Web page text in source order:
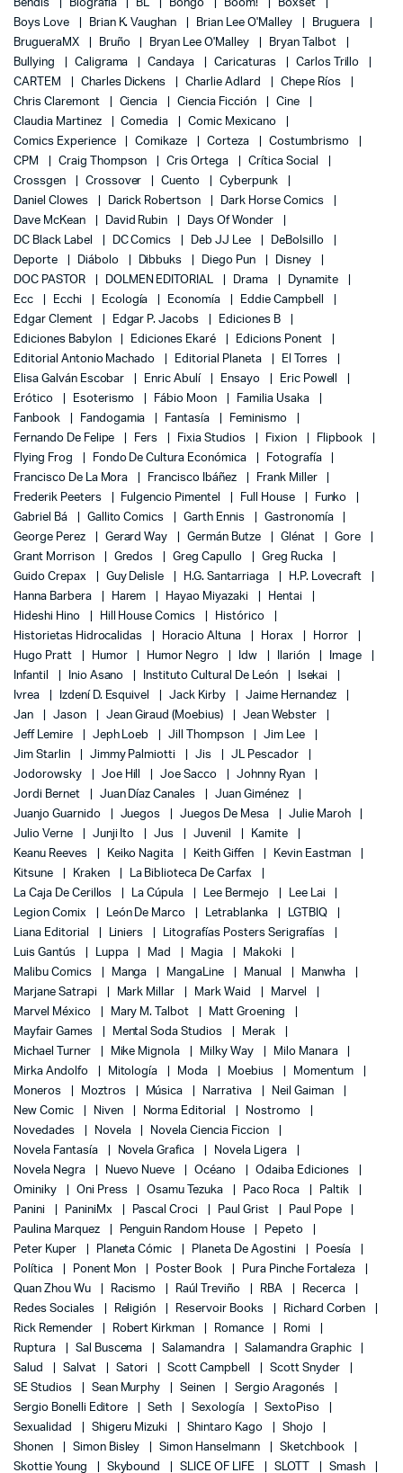
Bendis
Biografía BL Bongo Boom!
Boxset
Boys Love
Brian K. Vaughan Brian Lee O'Malley
Bruguera
BrugueraMX
Bruño Bryan Lee O'Malley
Bryan Talbot
Bullying
Caligrama Candaya Caricaturas
Carlos Trillo
CARTEM
Charles Dickens Charlie Adlard
Chepe Ríos
Chris Claremont
Ciencia Ciencia Ficción
Cine
Claudia Martinez
Comedia
Comic Mexicano
Comics Experience
Comikaze Corteza
Costumbrismo
CPM
Craig Thompson Cris Ortega
Crítica Social
Crossgen
Crossover Cuento
Cyberpunk
Daniel Clowes
Darick Robertson
Dark Horse Comics
Dave McKean
David Rubin
Days Of Wonder
DC Black Label
DC Comics Deb JJ Lee
DeBolsillo
Deporte
Diábolo Dibbuks Diego Pun
Disney
DOC PASTOR
DOLMEN EDITORIAL Drama
Dynamite
Ecc
Ecchi Ecología Economía
Eddie Campbell
Edgar Clement
Edgar P. Jacobs
Ediciones B
Ediciones Babylon
Ediciones Ekaré
Edicions Ponent
Editorial Antonio Machado
Editorial Planeta
El Torres
Elisa Galván Escobar
Enric Abulí Ensayo
Eric Powell
Erótico
Esoterismo Fábio Moon
Familia Usaka
Fanbook
Fandogamia Fantasía
Feminismo
Fernando De Felipe
Fers Fixia Studios Fixion
Flipbook
Flying Frog
Fondo De Cultura Económica
Fotografía
Francisco De La Mora
Francisco Ibáñez
Frank Miller
Frederik Peeters
Fulgencio Pimentel Full House
Funko
Gabriel Bá
Gallito Comics Garth Ennis
Gastronomía
George Perez
Gerard Way Germán Butze Glénat
Gore
Grant Morrison
Gredos Greg Capullo
Greg Rucka
Guido Crepax
Guy Delisle H.G. Santarriaga
H.P. Lovecraft
Hanna Barbera
Harem Hayao Miyazaki
Hentai
Hideshi Hino
Hill House Comics
Histórico
Historietas Hidrocalidas
Horacio Altuna Horax
Horror
Hugo Pratt
Humor Humor Negro Idw Ilarión
Image
Infantil
Inio Asano Instituto Cultural De León
Isekai
Ivrea
Izdení D. Esquivel Jack Kirby
Jaime Hernandez
Jan
Jason Jean Giraud (Moebius)
Jean Webster
Jeff Lemire
Jeph Loeb Jill Thompson
Jim Lee
Jim Starlin
Jimmy Palmiotti Jis
JL Pescador
Jodorowsky
Joe Hill Joe Sacco
Johnny Ryan
Jordi Bernet
Juan Díaz Canales
Juan Giménez
Juanjo Guarnido
Juegos Juegos De Mesa
Julie Maroh
Julio Verne
Junji Ito Jus Juvenil
Kamite
Keanu Reeves
Keiko Nagita Keith Giffen
Kevin Eastman
Kitsune
Kraken
La Biblioteca De Carfax
La Caja De Cerillos
La Cúpula Lee Bermejo
Lee Lai
Legion Comix
León De Marco Letrablanka
LGTBIQ
Liana Editorial
Liniers
Litografías Posters Serigrafías
Luis Gantús
Luppa Mad Magia
Makoki
Malibu Comics
Manga MangaLine Manual
Manwha
Marjane Satrapi
Mark Millar Mark Waid
Marvel
Marvel México
Mary M. Talbot
Matt Groening
Mayfair Games
Mental Soda Studios
Merak
Michael Turner
Mike Mignola Milky Way
Milo Manara
Mirka Andolfo
Mitología Moda Moebius
Momentum
Moneros
Moztros Música Narrativa
Neil Gaiman
New Comic
Niven Norma Editorial
Nostromo
Novedades
Novela
Novela Ciencia Ficcion
Novela Fantasía
Novela Grafica
Novela Ligera
Novela Negra
Nuevo Nueve Océano
Odaiba Ediciones
Ominiky
Oni Press Osamu Tezuka Paco Roca
Paltik
Panini
PaniniMx Pascal Croci Paul Grist
Paul Pope
Paulina Marquez
Penguin Random House
Pepeto
Peter Kuper
Planeta Cómic Planeta De Agostini
Poesía
Política
Ponent Mon Poster Book
Pura Pinche Fortaleza
Quan Zhou Wu
Racismo Raúl Treviño RBA
Recerca
Redes Sociales
Religión Reservoir Books
Richard Corben
Rick Remender
Robert Kirkman Romance
Romi
Ruptura
Sal Buscema Salamandra
Salamandra Graphic
Salud
Salvat Satori Scott Campbell
Scott Snyder
SE Studios
Sean Murphy Seinen
Sergio Aragonés
Sergio Bonelli Editore
Seth Sexología
SextoPiso
Sexualidad
Shigeru Mizuki Shintaro Kago
Shojo
Shonen
Simon Bisley Simon Hanselmann
Sketchbook
Skottie Young
Skybound SLICE OF LIFE SLOTT Smash